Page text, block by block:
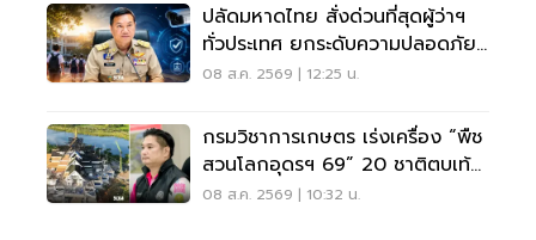
ปลัดมหาดไทย สั่งด่วนที่สุดผู้ว่าฯ
ทั่วประเทศ ยกระดับความปลอดภัย
โรงเรียน
08 ส.ค. 2569 | 12:25 น.
กรมวิชาการเกษตร เร่งเครื่อง “พืช
สวนโลกอุดรฯ 69” 20 ชาติตบเท้า
ร่วมโชว์นวัตกรรม
08 ส.ค. 2569 | 10:32 น.